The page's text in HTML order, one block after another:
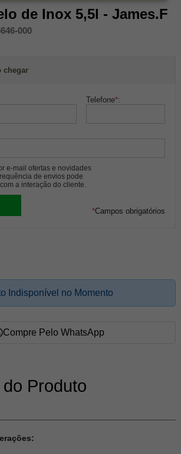
de Inox 5,5l - James.F
000
chegar
Telefone*:
e-mail ofertas e novidades
de envios pode
a interação do cliente.
*Campos obrigatórios
Indisponível no Momento
Compre Pelo WhatsApp
Produto